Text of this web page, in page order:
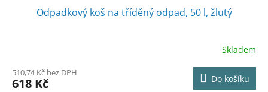
Odpadkový koš na tříděný odpad, 50 l, žlutý
Skladem
510,74 Kč bez DPH
618 Kč Do košíku